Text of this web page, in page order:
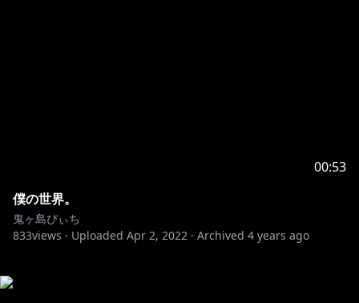
00:53
僕の世界。
鬼ヶ島ぴぃち
833views · Uploaded Apr 2, 2022 · Archived 4 years ago